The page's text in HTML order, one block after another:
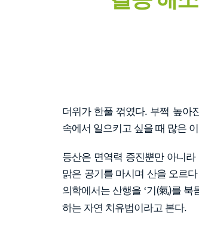
더위가 한풀 꺾였다. 부쩍 높아
속에서 일으키고 싶을 때 많은
등산은 면역력 증진뿐만 아니
맑은 공기를 마시며 산을 오르
의학에서는 산행을 ‘기(氣)를 북
하는 자연 치유법이라고 본다.